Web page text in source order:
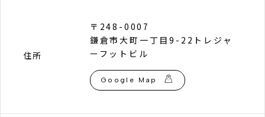
住所
〒248-0007
鎌倉市大町一丁目9-22トレジャ
ーフットビル
Google Map